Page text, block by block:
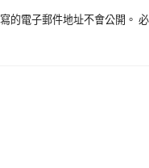
的電子郵件地址不會公開。